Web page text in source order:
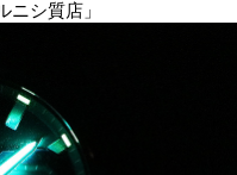
ニシ質店」